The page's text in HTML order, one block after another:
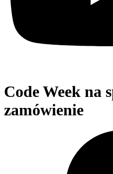
Code Week na
zamówienie